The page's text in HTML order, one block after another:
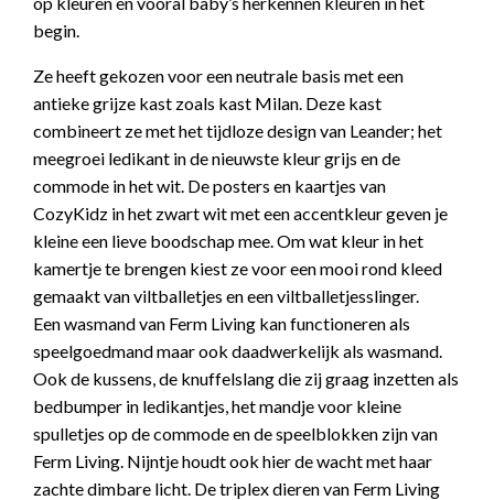
begin.
Ze heeft gekozen voor een neutrale basis met een
antieke grijze kast zoals kast Milan. Deze kast
combineert ze met het tijdloze design van Leander; het
meegroei ledikant in de nieuwste kleur grijs en de
commode in het wit. De posters en kaartjes van
CozyKidz in het zwart wit met een accentkleur geven je
kleine een lieve boodschap mee. Om wat kleur in het
kamertje te brengen kiest ze voor een mooi rond kleed
gemaakt van viltballetjes en een viltballetjesslinger.
Een wasmand van Ferm Living kan functioneren als
speelgoedmand maar ook daadwerkelijk als wasmand.
Ook de kussens, de knuffelslang die zij graag inzetten als
bedbumper in ledikantjes, het mandje voor kleine
spulletjes op de commode en de speelblokken zijn van
Ferm Living. Nijntje houdt ook hier de wacht met haar
zachte dimbare licht. De triplex dieren van Ferm Living